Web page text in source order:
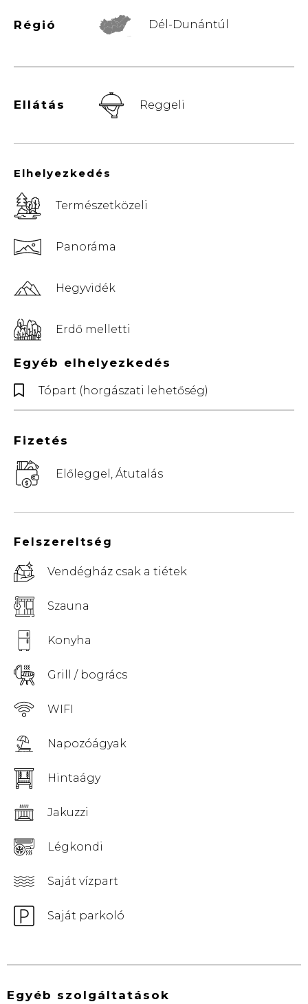
Felszereltség
Vendégház csak a tiétek
Szauna
Konyha
Grill / bogrács
WIFI
Napozóágyak
Hintaágy
Jakuzzi
Légkondi
Saját vízpart
Saját parkoló
Régió
© Vemaps.com
Dél-Dunántúl
Ellátás Reggeli
Elhelyezkedés
Természetközeli
Panoráma
Hegyvidék
Erdő melletti
Egyéb elhelyezkedés
Tópart (horgászati lehetőség)
Fizetés
Előleggel, Átutalás
Egyéb szolgáltatások